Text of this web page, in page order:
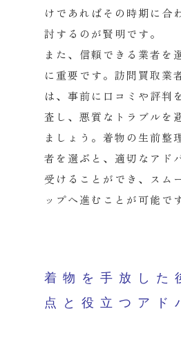
けであればその時期に合
討するのが賢明です。
また、信頼できる業者を
に重要です。 訪問買取業
は、 事前に口コミや評判
査し、 悪質なトラブルを
ましょう。 着物の生前整
者を選ぶと、 適切なアド
受けることができ、
スム
ップへ進むことが可能で
着物を手放した
点と役立つアド